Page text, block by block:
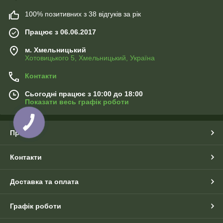
100% позитивних з 38 відгуків за рік
Працює з 06.06.2017
м. Хмельницький
Хотовицького 5, Хмельницький, Україна
Контакти
Сьогодні працює з 10:00 до 18:00
Показати весь графік роботи
Про нас
Контакти
Доставка та оплата
Графік роботи